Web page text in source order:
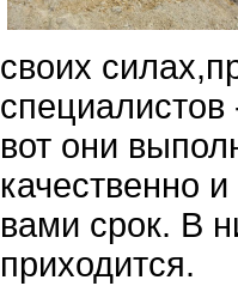
своих
вот они
качественно
вами срок. В
приходится.